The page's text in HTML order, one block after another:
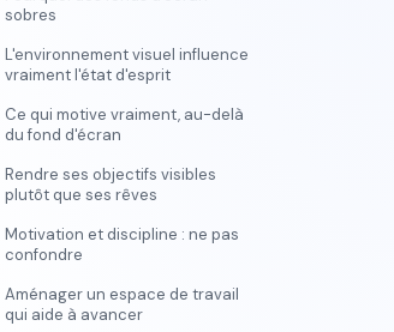
sobres
L'environnement visuel influence
vraiment l'état d'esprit
Ce qui motive vraiment, au-delà
du fond d'écran
Rendre ses objectifs visibles
plutôt que ses rêves
Motivation et discipline : ne pas
confondre
Aménager un espace de travail
qui aide à avancer